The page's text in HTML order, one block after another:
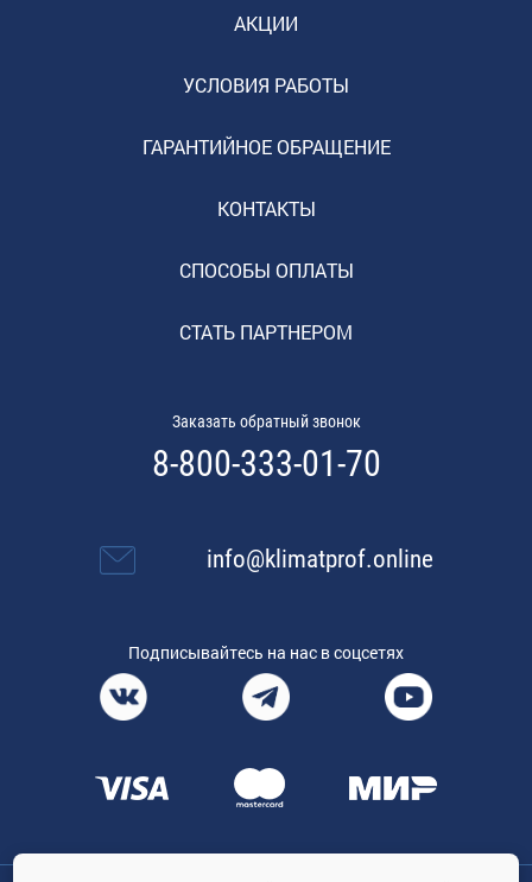
АКЦИИ
УСЛОВИЯ РАБОТЫ
ГАРАНТИЙНОЕ ОБРАЩЕНИЕ
КОНТАКТЫ
СПОСОБЫ ОПЛАТЫ
СТАТЬ ПАРТНЕРОМ
Заказать обратный звонок
8-800-333-01-70
info@klimatprof.online
Подписывайтесь на нас в соцсетях